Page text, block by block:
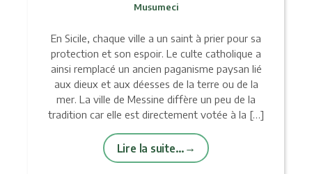
Musumeci
En Sicile, chaque ville a un saint à prier pour sa
protection et son espoir. Le culte catholique a
ainsi remplacé un ancien paganisme paysan lié
aux dieux et aux déesses de la terre ou de la
mer. La ville de Messine diffère un peu de la
tradition car elle est directement votée à la […]
Lire la suite…